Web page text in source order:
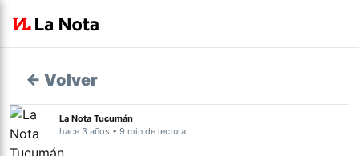
← Volver
La Nota Tucumán
hace 3 años • 9 min de lectura